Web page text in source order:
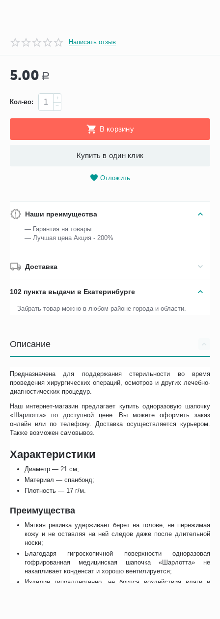
Написать отзыв
5.00 Р
Кол-во:
+
−
В корзину
Купить в один клик
Отложить
Наши преимущества
— Гарантия на товары
— Лучшая цена Акция - 200%
Доставка
102 пункта выдачи в Екатеринбурге
Забрать товар можно в любом районе города и области.
Описание
Предназначена для поддержания стерильности во время
проведения хирургических операций, осмотров и других лечебно-
диагностических процедур.
Наш интернет-магазин предлагает купить одноразовую шапочку
«Шарлотта» по доступной цене. Вы можете оформить заказ
онлайн или по телефону. Доставка осуществляется курьером.
Также возможен самовывоз.
Характеристики
Диаметр — 21 см;
Материал — спанбонд;
Плотность — 17 г/м.
Преимущества
Мягкая резинка удерживает берет на голове, не пережимая
кожу и не оставляя на ней следов даже после длительной
носки;
Благодаря гигроскопичной поверхности одноразовая
гофрированная медицинская шапочка «Шарлотта» не
накапливает конденсат и хорошо вентилируется;
Изделие гипоаллергенно, не боится воздействия влаги и